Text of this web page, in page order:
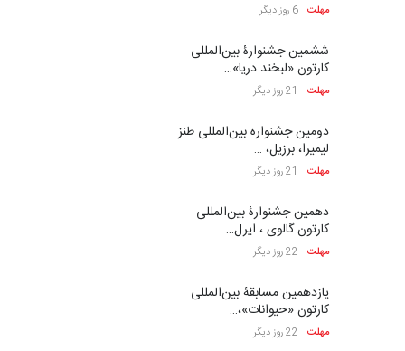
مهلت 6 روز دیگر
ششمین جشنوارۀ بین‌المللی
کارتون «لبخند دریا»…
مهلت 21 روز دیگر
دومین جشنواره بین‌المللی طنز
لیمیرا، برزیل، …
مهلت 21 روز دیگر
دهمین جشنوارۀ بین‌المللی
کارتون گالوی ، ایرل…
مهلت 22 روز دیگر
یازدهمین مسابقۀ بین‌المللی
کارتون «حیوانات»،…
مهلت 22 روز دیگر